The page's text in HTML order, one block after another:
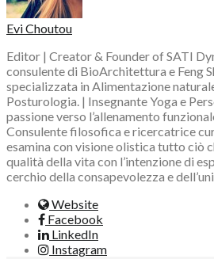
Evi Choutou
Editor | Creator & Founder of SATI
consulente di BioArchitettura e Feng
specializzata in Alimentazione
Posturologia. | Insegnante Yoga e
passione verso l’allenamento
Consulente filosofica e ricercatrice
esamina con visione olistica tutto ciò
qualità della vita con l’intenzione di
cerchio della consapevolezza e
Website
Facebook
LinkedIn
Instagram